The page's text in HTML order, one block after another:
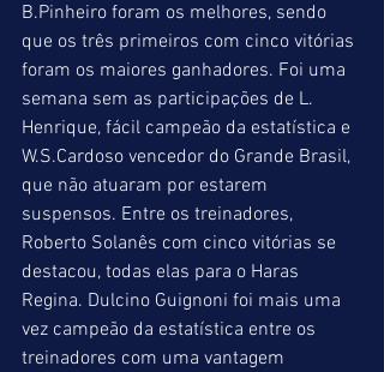
B.Pinheiro foram os melhores, sendo
que os três primeiros com cinco vitórias
foram os maiores ganhadores. Foi uma
semana sem as participações de L.
Henrique, fácil campeão da estatística e
W.S.Cardoso vencedor do Grande Brasil,
que não atuaram por estarem
suspensos. Entre os treinadores,
Roberto Solanês com cinco vitórias se
destacou, todas elas para o Haras
Regina. Dulcino Guignoni foi mais uma
vez campeão da estatística entre os
treinadores com uma vantagem